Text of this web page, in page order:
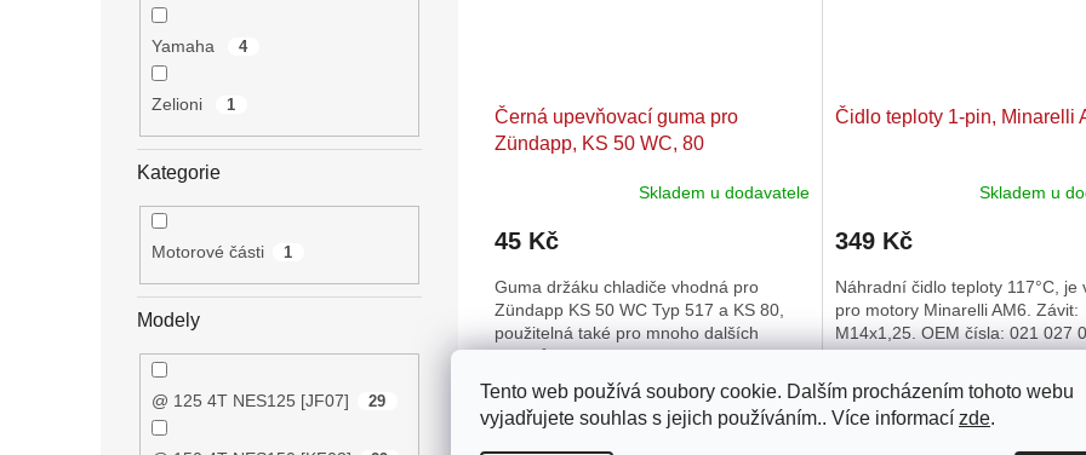
Tento web používá soubory cookie. Dalším procházením tohoto webu
vyjadřujete souhlas s jejich používáním.. Více informací zde.
Yamaha 4
Zelioni 1
Kategorie
Motorové části 1
Modely
@ 125 4T NES125 [JF07] 29
Černá upevňovací guma pro
Zündapp, KS 50 WC, 80
Skladem u dodavatele
45 Kč
Guma držáku chladiče vhodná pro
Zündapp KS 50 WC Typ 517 a KS 80,
použitelná také pro mnoho dalších
mokiků s vodním chlazením.
Čidlo teploty 1-pin, Minarelli
produktu
5,0
z
5
Skladem u
349 Kč
Náhradní čidlo teploty 117°C, je
pro motory Minarelli AM6. Závit:
M14x1,25. OEM čísla: 021 027
001 000008 / 000.460.1150 /
000.460.1151 / 5WX-H5790-00.
O
v
NAČÍST 12
NAHORU